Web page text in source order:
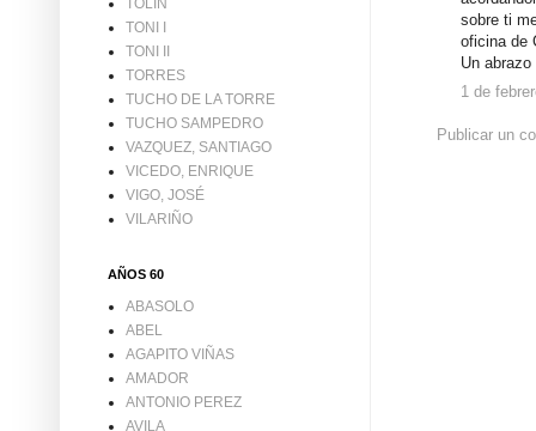
sobre ti
oficina de
Un abrazo
1 de
Publicar un
TOLIN
TONI I
TONI II
TORRES
TUCHO DE LA TORRE
TUCHO SAMPEDRO
VAZQUEZ, SANTIAGO
VICEDO, ENRIQUE
VIGO, JOSÉ
VILARIÑO
AÑOS 60
ABASOLO
ABEL
AGAPITO VIÑAS
AMADOR
ANTONIO PEREZ
AVILA